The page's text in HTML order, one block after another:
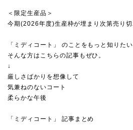
＜限定生産品＞
今期(2026年度)生産枠が埋まり次第売り切
「ミディコート」 のことをもっと知りたい
そんな方はこちらの記事もぜひ。
↓
厳しさばかりを想像して
気兼ねのないコート
柔らかな午後
「ミディコート」 記事まとめ